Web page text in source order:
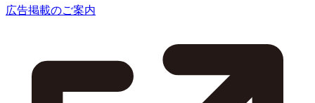
広告掲載のご案内